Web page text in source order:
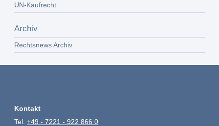
UN-Kaufrecht
Archiv
Rechtsnews Archiv
Kontakt
Tel.+49 - 7221 - 922 866 0